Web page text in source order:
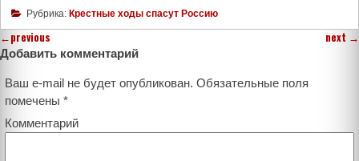
Рубрика: Крестные ходы спасут Россию
←previous next →
Добавить комментарий
Ваш e-mail не будет опубликован. Обязательные поля
помечены *
Комментарий